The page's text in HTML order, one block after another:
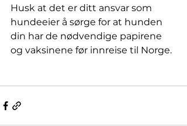
Husk at det er ditt ansvar som
hundeeier å sørge for at hunden
din har de nødvendige papirene
og vaksinene før innreise til Norge.